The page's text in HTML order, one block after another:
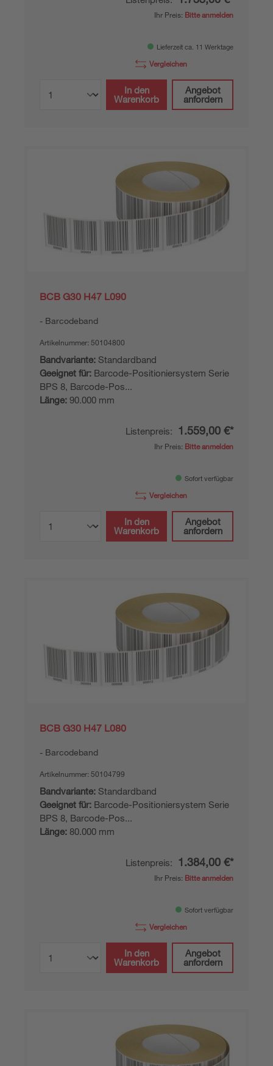
Ihr Preis: Bitte anmelden
Lieferzeit ca. 11 Werktage
Vergleichen
In den
Warenkorb
Angebot
anfordern
BCB G30 H47 L090
Barcodeband
Artikelnummer: 50104800
Bandvariante: Standardband
Geeignet für: Barcode-Positioniersystem Serie
BPS 8, Barcode-Pos...
Länge: 90.000 mm
Listenpreis: 1.559,00 €*
Ihr Preis: Bitte anmelden
Sofort verfügbar
Vergleichen
In den
Warenkorb
Angebot
anfordern
BCB G30 H47 L080
Barcodeband
Artikelnummer: 50104799
Bandvariante: Standardband
Geeignet für: Barcode-Positioniersystem Serie
BPS 8, Barcode-Pos...
Länge: 80.000 mm
Listenpreis: 1.384,00 €*
Ihr Preis: Bitte anmelden
Sofort verfügbar
Vergleichen
In den
Warenkorb
Angebot
anfordern